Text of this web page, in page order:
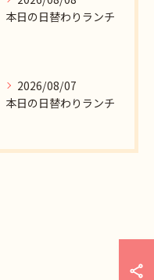
本日の日替わりランチ
2026/08/07
本日の日替わりランチ